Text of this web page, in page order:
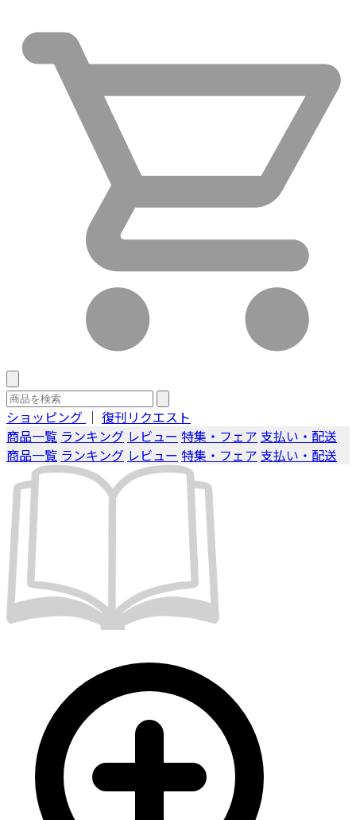
ショッピング ｜ 復刊リクエスト
商品一覧 ランキング レビュー 特集・フェア 支払い・配送
商品一覧 ランキング レビュー 特集・フェア 支払い・配送